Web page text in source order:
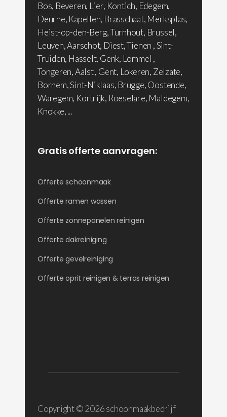
Bos, Beveren, Lier, Kontich, Edegem,
Deurne, Kapellen, Brasschaat, Merksplas,
Heist-op-den-Berg, Turnhout, Brussel,
Leuven, Aarschot, Diest, Tienen , Sint-
Truiden, Hasselt, Genk, Lommel ,
Tongeren, Aalst , Gent, Lokeren, Zelzate,
Bornem, Sint-Niklaas, Brugge, Oostende,
Waregem, Kortrijk, Roeselare, Maldegem,
Knokke, ...
Gratis offerte aanvragen:
Offerte schoonmaak
Offerte ramen wassen
Offerte zonnepanelen reinigen
Offerte dakreiniging
Offerte gevelreiniging
Offerte oprit reinigen & terras reinigen
Copyright © 2026 schoonmaakbedrijf